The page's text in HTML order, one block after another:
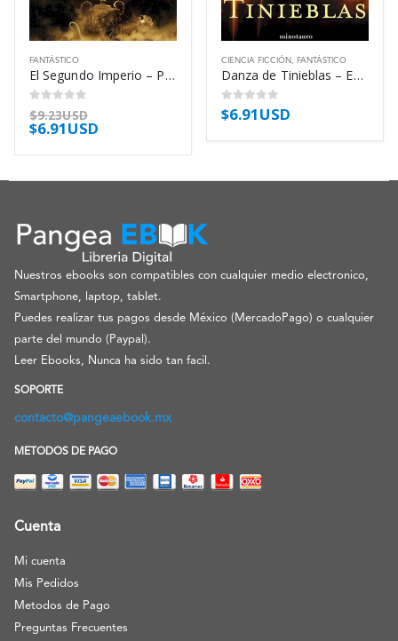
FANTÁSTICO
El Segundo Imperio – Paul Kearney
0out of 5
$9.23USD
$6.91USD
CIENCIA FICCIÓN , FANTÁSTICO
Danza de Tinieblas – Eduardo Vaquerizo
0out of 5
$6.91USD
Nuestros ebooks son compatibles con cualquier medio electronico,
Smartphone, laptop, tablet.
Puedes realizar tus pagos desde México (MercadoPago) o cualquier
parte del mundo (Paypal).
Leer Ebooks, Nunca ha sido tan facil.
SOPORTE
contacto@pangeaebook.mx
METODOS DE PAGO
Cuenta
Mi cuenta
Mis Pedidos
Metodos de Pago
Preguntas Frecuentes